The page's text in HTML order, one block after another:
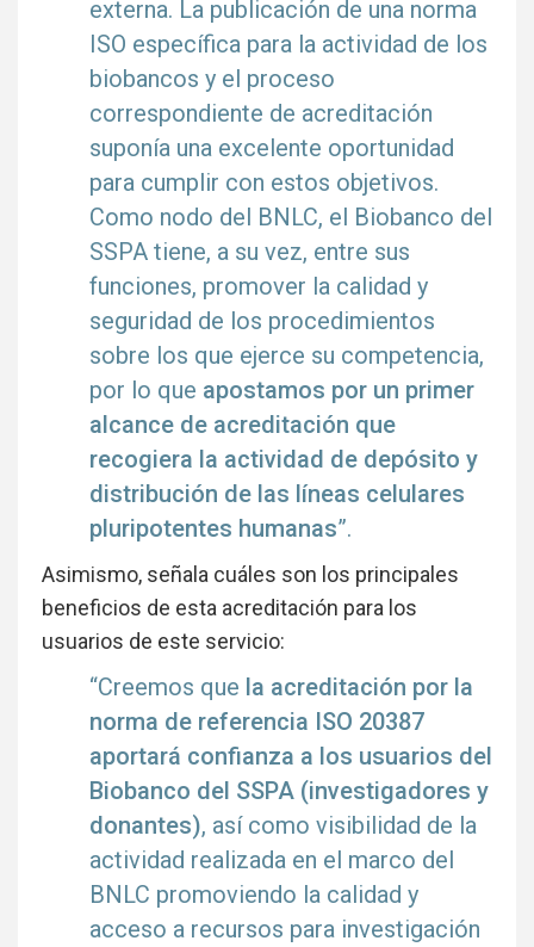
externa. La publicación de una norma
ISO específica para la actividad de los
biobancos y el proceso
correspondiente de acreditación
suponía una excelente oportunidad
para cumplir con estos objetivos.
Como nodo del BNLC, el Biobanco del
SSPA tiene, a su vez, entre sus
funciones, promover la calidad y
seguridad de los procedimientos
sobre los que ejerce su competencia,
por lo que apostamos por un primer
alcance de acreditación que
recogiera la actividad de depósito y
distribución de las líneas celulares
pluripotentes humanas”.
Asimismo, señala cuáles son los principales
beneficios de esta acreditación para los
usuarios de este servicio:
“Creemos que la acreditación por la
norma de referencia ISO 20387
aportará confianza a los usuarios del
Biobanco del SSPA (investigadores y
donantes), así como visibilidad de la
actividad realizada en el marco del
BNLC promoviendo la calidad y
acceso a recursos para investigación